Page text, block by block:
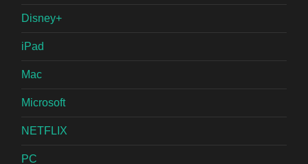
Disney+
iPad
Mac
Microsoft
NETFLIX
PC